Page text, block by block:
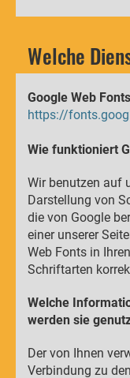
Welche
Google Web Fonts
https://
Wie funktioniert
Wir benutzen auf
Darstellung von
die von Google
einer unserer
Web Fonts in
Schriftarten
Welche
werden sie
Der von Ihnen
Verbindung zu